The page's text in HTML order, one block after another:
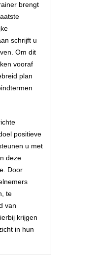
brengt
schrijft u
Om dit
vooraf
plan
positieve
u met
deze
Door
te
van
krijgen
in hun